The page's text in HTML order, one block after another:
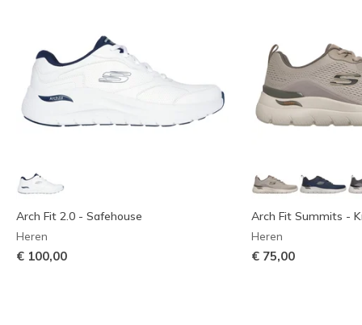
Arch Fit 2.0 - Safehouse
Heren
€ 100,00
Arch Fit Summits -
Heren
€ 75,00